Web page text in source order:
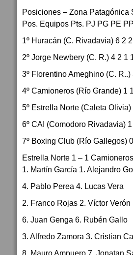
Posiciones – Zona Patagónica
Pos. Equipos Pts. PJ PG PE
1º Huracán (C. Rivadavia) 6 2
2º Jorge Newbery (C. R.) 4 2 1
3º Florentino Ameghino (C. R..)
4º Camioneros (Río Grande) 1
5º Estrella Norte (Caleta Olivia)
6º CAI (Comodoro Rivadavia)
7º Boxing Club (Río Gallegos)
Estrella Norte 1 – 1 Camioneros
1. Martín García 1. Alejandro
4. Pablo Perea 4. Lucas Vera
2. Franco Rojas 2. Víctor Verón
6. Juan Genga 6. Rubén Gallo
3. Alfredo Zamora 3. Cristian
8. Mauro Ampuero 7. Jonatan